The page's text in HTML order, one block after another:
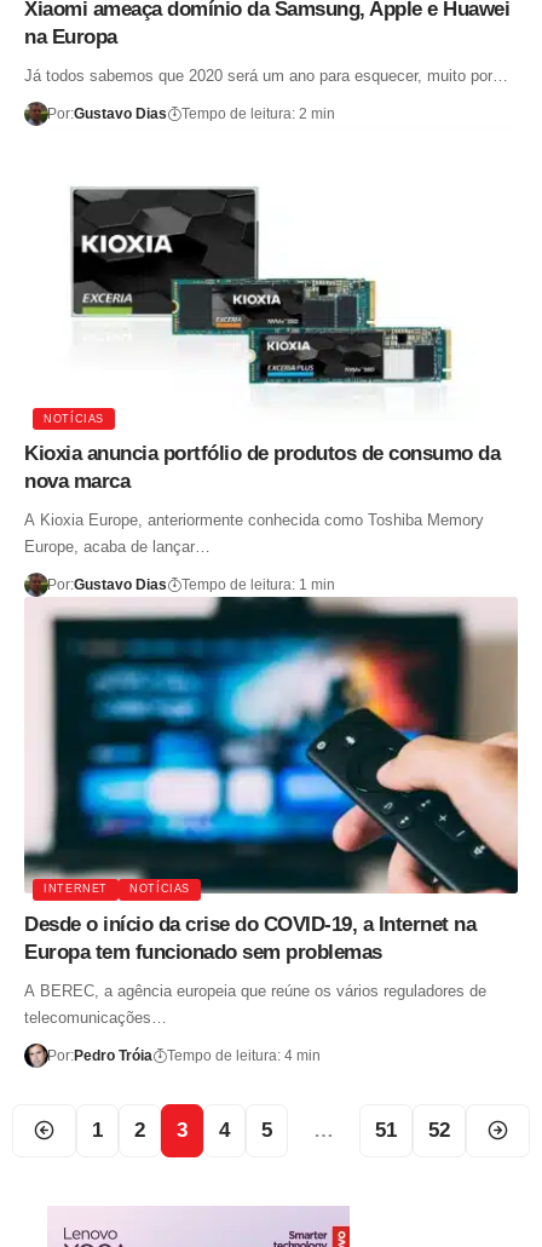
Xiaomi ameaça domínio da Samsung, Apple e Huawei
na Europa
Já todos sabemos que 2020 será um ano para esquecer, muito por…
Por:Gustavo Dias Tempo de leitura: 2 min
NOTÍCIAS
Kioxia anuncia portfólio de produtos de consumo da
nova marca
A Kioxia Europe, anteriormente conhecida como Toshiba Memory
Europe, acaba de lançar…
Por:Gustavo Dias Tempo de leitura: 1 min
INTERNET NOTÍCIAS
Desde o início da crise do COVID-19, a Internet na
Europa tem funcionado sem problemas
A BEREC, a agência europeia que reúne os vários reguladores de
telecomunicações…
Por:Pedro Tróia Tempo de leitura: 4 min
1 2 3 4 5 … 51 52